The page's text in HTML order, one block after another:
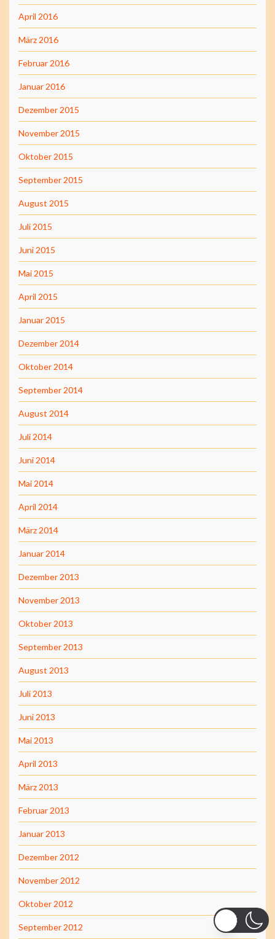
April 2016
März 2016
Februar 2016
Januar 2016
Dezember 2015
November 2015
Oktober 2015
September 2015
August 2015
Juli 2015
Juni 2015
Mai 2015
April 2015
Januar 2015
Dezember 2014
Oktober 2014
September 2014
August 2014
Juli 2014
Juni 2014
Mai 2014
April 2014
März 2014
Januar 2014
Dezember 2013
November 2013
Oktober 2013
September 2013
August 2013
Juli 2013
Juni 2013
Mai 2013
April 2013
März 2013
Februar 2013
Januar 2013
Dezember 2012
November 2012
Oktober 2012
September 2012